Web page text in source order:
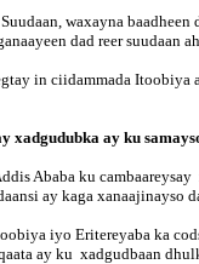
waxayna
dad reer suudaan
in ciidammada
xadgudubka ay ku
Ababa ku
ay kaga xanaajinayso
iyo Eritereyaba ka
ay ku xadgudbaan